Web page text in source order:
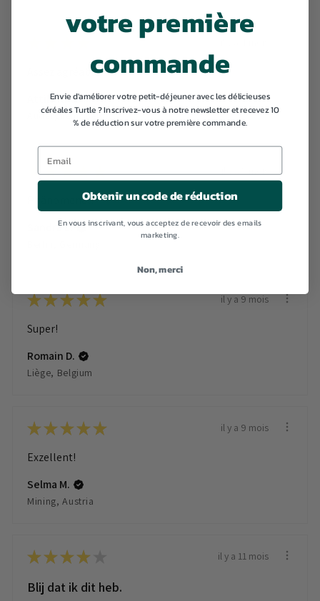
Assez agréable!
Attila N.
Auderghem, Belgium
★★★★★ il y a 5 mois
Phänomenal!
Sandra L.
★★★★★ il y a 9 mois
Super!
Romain D.
Liège, Belgium
★★★★★ il y a 9 mois
Exzellent!
Selma M.
Mining, Austria
★★★★ il y a 11 mois
Blij dat ik dit heb.
votre première
commande
Envie d'améliorer votre petit-déjeuner avec les délicieuses
céréales Turtle ? Inscrivez-vous à notre newsletter et recevez 10
% de réduction sur votre première commande.
Obtenir un code de réduction
En vous inscrivant, vous acceptez de recevoir des emails
marketing.
Non, merci